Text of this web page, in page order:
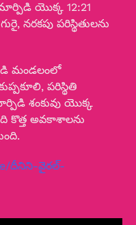
యొక్క 12:21
నరకపు పరిస్థితులను
మండలంలో
పరిస్థితి
శంకువు యొక్క
కొత్త అవకాశాలను
దీనిని-వైరల్-